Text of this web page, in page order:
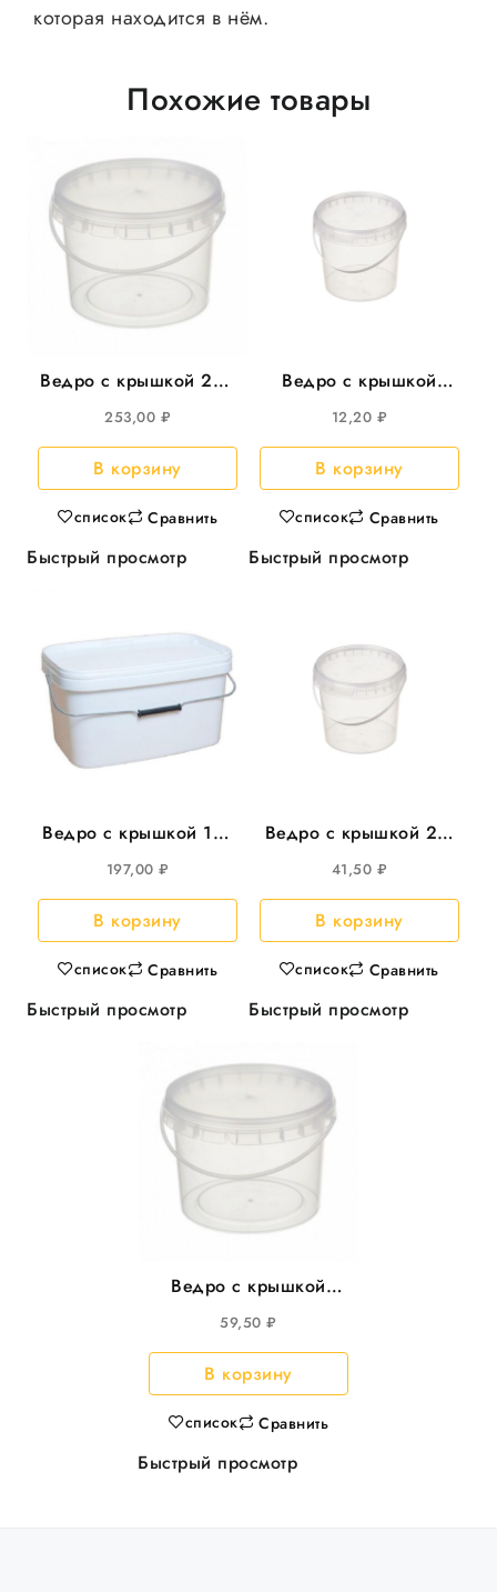
которая находится в нём.
Похожие товары
Ведро с крышкой 20л
круглое прозрачное
15шт/уп
253,00 ₽
В корзину
список Сравнить
Быстрый просмотр
Ведро с крышкой
325шт/кор
12,20 ₽
В корзину
список Сравнить
Быстрый просмотр
Ведро с крышкой 11л
прямоуг 366*243мм,
20шт/уп
197,00₽
В корзину
список Сравнить
Быстрый просмотр
Ведро с крышкой 2л,
d-170 круглое 138шт/
уп
41,50 ₽
В корзину
список Сравнить
Быстрый просмотр
Ведро с крышкой
3,25л круглое,
d=195мм, 45шт/уп
59,50₽
В корзину
список Сравнить
Быстрый просмотр